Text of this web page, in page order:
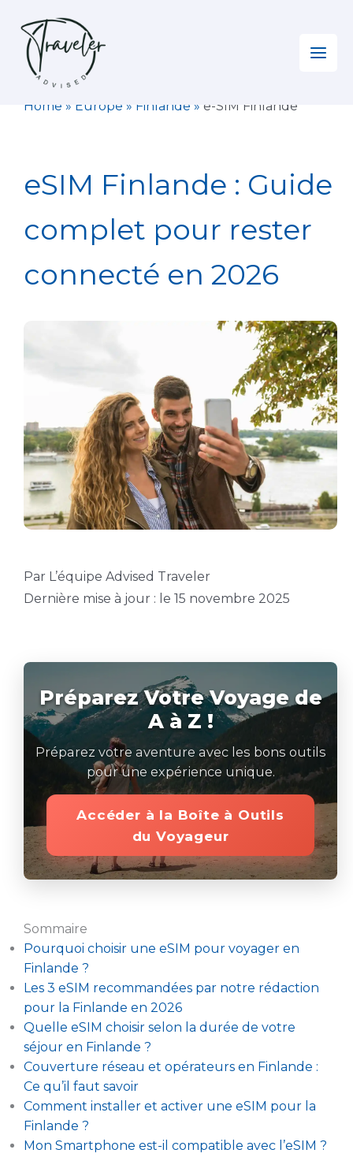
contenu
Home » Europe » Finlande » e-SIM Finlande
eSIM Finlande : Guide
complet pour rester
connecté en 2026
Par L’équipe Advised Traveler
Dernière mise à jour : le 15 novembre 2025
Préparez Votre Voyage de
A à Z !
Préparez votre aventure avec les bons outils
pour une expérience unique.
Accéder à la Boîte à Outils
du Voyageur
Sommaire
Pourquoi choisir une eSIM pour voyager en
Finlande ?
Les 3 eSIM recommandées par notre rédaction
pour la Finlande en 2026
Quelle eSIM choisir selon la durée de votre
séjour en Finlande ?
Couverture réseau et opérateurs en Finlande :
Ce qu’il faut savoir
Comment installer et activer une eSIM pour la
Finlande ?
Mon Smartphone est-il compatible avec l’eSIM ?